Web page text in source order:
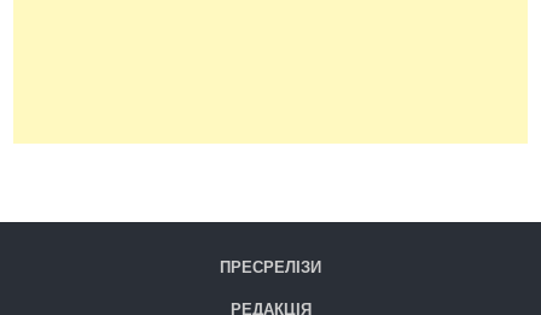
ПРЕСРЕЛІЗИ
РЕДАКЦІЯ